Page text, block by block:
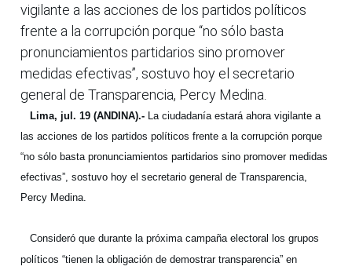
vigilante a las acciones de los partidos políticos
frente a la corrupción porque “no sólo basta
pronunciamientos partidarios sino promover
medidas efectivas”, sostuvo hoy el secretario
general de Transparencia, Percy Medina.
Lima, jul. 19 (ANDINA).-
La ciudadanía estará ahora vigilante a
las acciones de los partidos políticos frente a la corrupción porque
“no sólo basta pronunciamientos partidarios sino promover medidas
efectivas”, sostuvo hoy el secretario general de Transparencia,
Percy Medina.
Consideró que durante la próxima campaña electoral los grupos
políticos “tienen la obligación de demostrar transparencia” en